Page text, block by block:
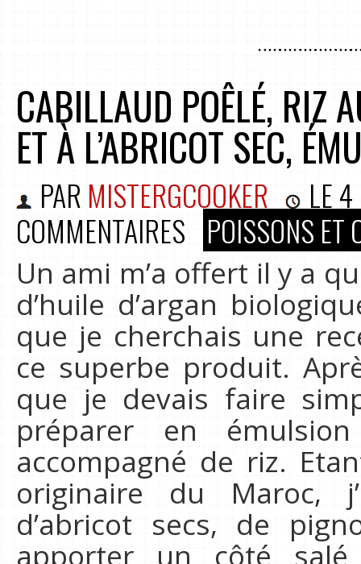
CABILLAUD POÊLÉ, RIZ
ET À L’ABRICOT SEC,
PAR MISTERGCOOKER LE4
COMMENTAIRES POISSONS ET
Un ami m’a offert il y a
d’huile d’argan
que je cherchais une
ce superbe produit.
que je devais faire
préparer en
accompagné de riz.
originaire du Maroc,
d’abricot secs, de
apporter un côté